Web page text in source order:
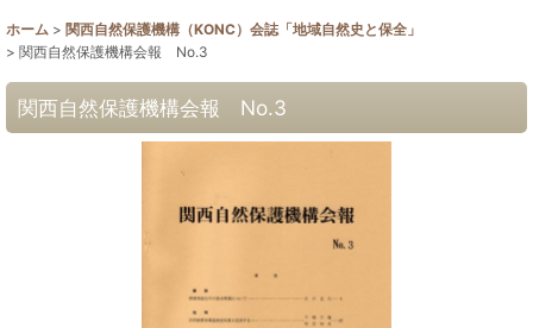
ホーム > 関西自然保護機構（KONC）会誌「地域自然史と保全」
> 関西自然保護機構会報 No.3
関西自然保護機構会報 No.3